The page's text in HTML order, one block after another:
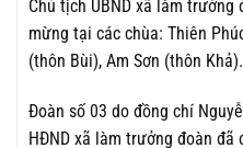
Chủ tịch UBND xã làm
mừng tại các chùa: Thiên
(thôn Bùi), Am Sơn (thôn Khả).
Đoàn số 03 do đồng chí
HĐND xã làm trưởng đoàn